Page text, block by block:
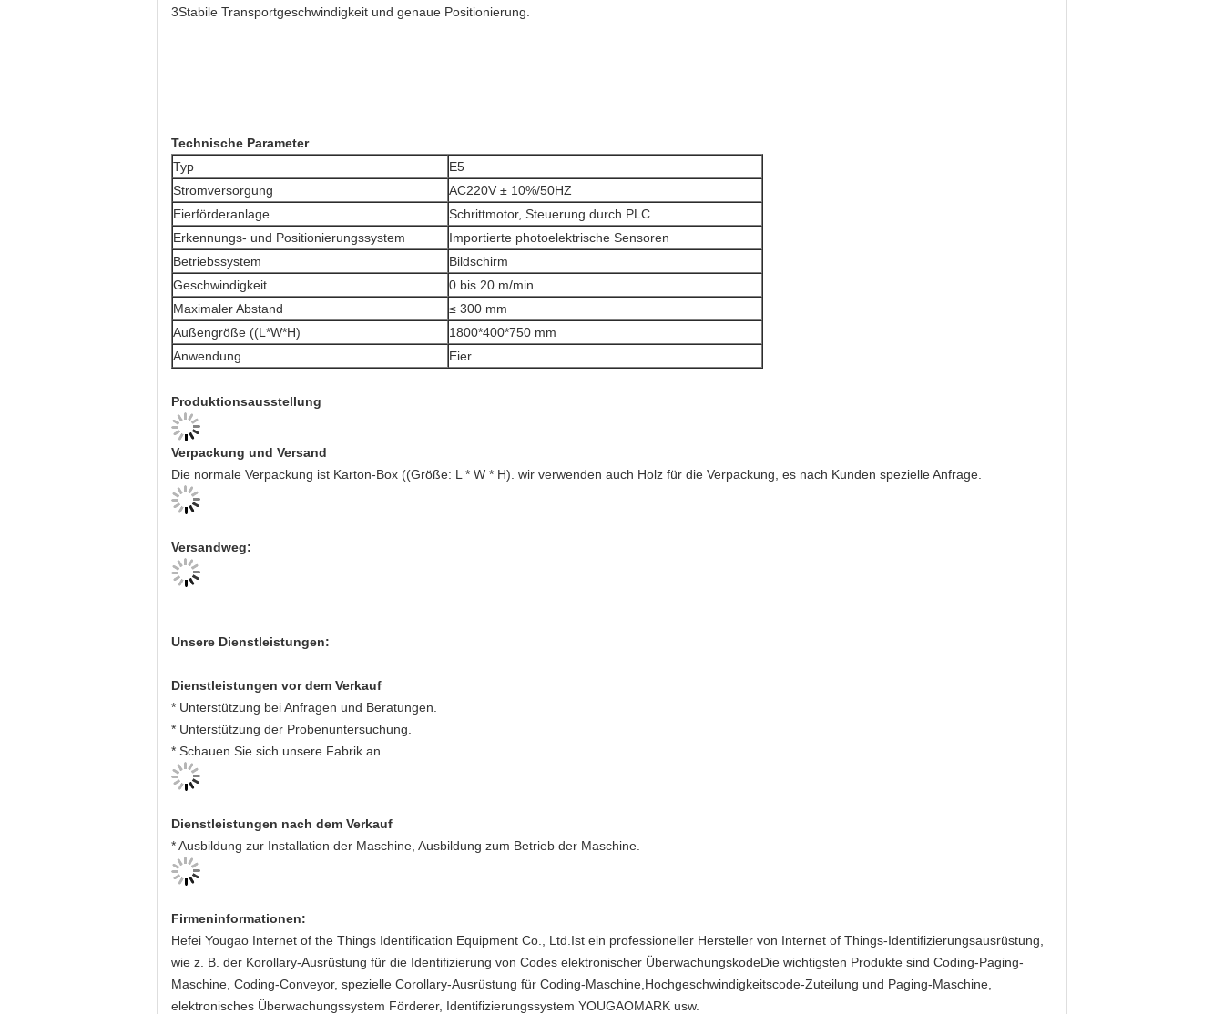
3Stabile Transportgeschwindigkeit und genaue Positionierung.
Technische Parameter
Typ
E5
Stromversorgung
AC220V ± 10%/50HZ
Eierförderanlage
Schrittmotor, Steuerung durch PLC
Erkennungs- und Positionierungssystem
Importierte photoelektrische Sensoren
Betriebssystem
Bildschirm
Geschwindigkeit
0 bis 20 m/min
Maximaler Abstand
≤ 300 mm
Außengröße ((L*W*H)
1800*400*750 mm
Anwendung
Eier
Produktionsausstellung
Verpackung und Versand
Die normale Verpackung ist Karton-Box ((Größe: L * W * H). wir verwenden auch Holz für die Verpackung, es nach Kunden spezielle Anfrage.
Versandweg:
Unsere Dienstleistungen:
Dienstleistungen vor dem Verkauf
* Unterstützung bei Anfragen und Beratungen.
* Unterstützung der Probenuntersuchung.
* Schauen Sie sich unsere Fabrik an.
Dienstleistungen nach dem Verkauf
* Ausbildung zur Installation der Maschine, Ausbildung zum Betrieb der Maschine.
Firmeninformationen:
Hefei Yougao Internet of the Things Identification Equipment Co., Ltd.Ist ein professioneller Hersteller von Internet of Things-Identifizierungsausrüstung,
wie z. B. der Korollary-Ausrüstung für die Identifizierung von Codes elektronischer ÜberwachungskodeDie wichtigsten Produkte sind Coding-Paging-
Maschine, Coding-Conveyor, spezielle Corollary-Ausrüstung für Coding-Maschine,Hochgeschwindigkeitscode-Zuteilung und Paging-Maschine,
elektronisches Überwachungssystem Förderer, Identifizierungssystem YOUGAOMARK usw.